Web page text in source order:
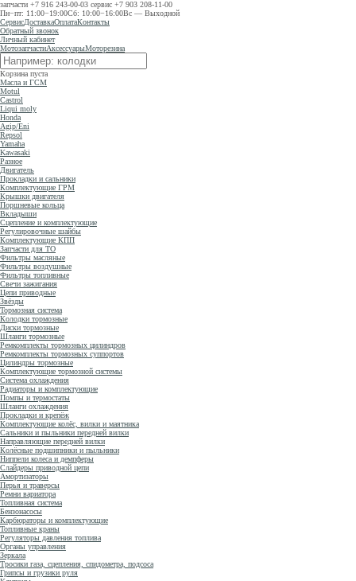
запчасти +7 916 243-00-03 сервис +7 903 208-11-00
Пн−пт: 11:00−19:00Сб: 10:00−16:00Вс — Выходной
СервисДоставкаОплатаКонтакты
Обратный звонок
Личный кабинет
МотозапчастиАксессуарыМоторезина
Корзина пуста
Масла и ГСМ
Motul
Castrol
Liqui moly
Honda
Agip/Eni
Repsol
Yamaha
Kawasaki
Разное
Двигатель
Прокладки и сальники
Комплектующие ГРМ
Крышки двигателя
Поршневые кольца
Вкладыши
Сцепление и комплектующие
Регулировочные шайбы
Комплектующие КПП
Запчасти для ТО
Фильтры масляные
Фильтры воздушные
Фильтры топливные
Свечи зажигания
Цепи приводные
Звёзды
Тормозная система
Колодки тормозные
Диски тормозные
Шланги тормозные
Ремкомплекты тормозных цилиндров
Ремкомплекты тормозных суппортов
Цилиндры тормозные
Комплектующие тормозной системы
Система охлаждения
Радиаторы и комплектующие
Помпы и термостаты
Шланги охлаждения
Прокладки и крепёж
Комплектующие колёс, вилки и маятника
Сальники и пыльники передней вилки
Направляющие передней вилки
Колёсные подшипники и пыльники
Ниппели колеса и демпферы
Слайдеры приводной цепи
Амортизаторы
Перья и траверсы
Ремни вариатора
Топливная система
Бензонасосы
Карбюраторы и комплектующие
Топливные краны
Регуляторы давления топлива
Органы управления
Зеркала
Тросики газа, сцепления, спидометра, подсоса
Грипсы и грузики руля